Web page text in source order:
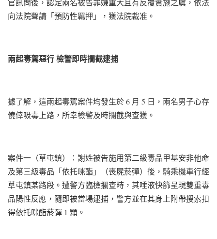
向法院聲請「預防性羈押」，獲法院裁准。
兩起毒駕惡行 檢警即時攔截逮捕
據了解，這兩起毒駕案件均發生於 6 月 5 日，兩名男子心存
僥倖吸毒上路，所幸檢警及時攔截與查獲。
案件一（草屯鎮）：謝姓被告施用第二級毒品甲基安非他命
及第三級毒品「依托咪酯」（喪屍菸彈）後，騎乘機車行經
草屯鎮某路段。遭警方臨檢攔查時，其唾液快篩呈現雙重毒
品陽性反應，隨即被當場逮捕，警方並在其身上附帶搜索扣
得依托咪酯菸彈 1 顆。